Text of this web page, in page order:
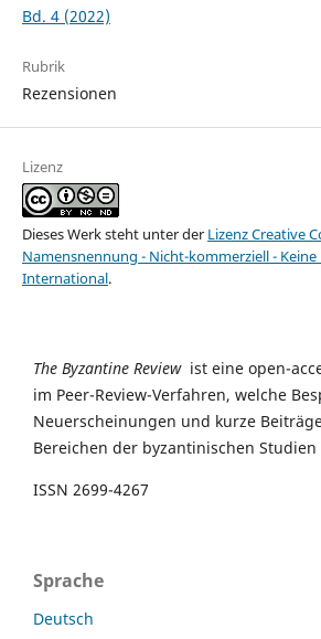
Bd. 4 (2022)
Rubrik
Rezensionen
Lizenz
Dieses Werk steht unter der Lizenz Creative
Namensnennung - Nicht-kommerziell -
International.
The Byzantine Reviewist eine open-
im Peer-Review-Verfahren, welche
Neuerscheinungen und kurze
Bereichen der byzantinischen
ISSN 2699-4267
Sprache
Deutsch